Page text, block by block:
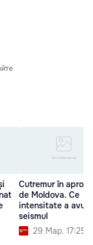
Cutremur în
de Moldova. Ce
intensitate a avut
seismul
29 Мар. 17:25